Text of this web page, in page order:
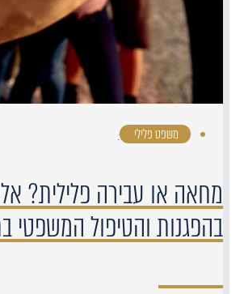
משפט פלילי ·
מחאה או עבירה פלילית?
בהפגנות והטיפול המשפטי